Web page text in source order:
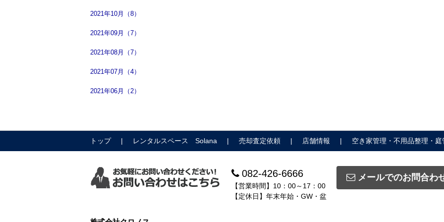
2021年10月（8）
2021年09月（7）
2021年08月（7）
2021年07月（4）
2021年06月（2）
トップ レンタルスペース Solana 売却査定依頼 店舗情報 空き家管理・不用品整理・庭
082-426-6666
【営業時間】10：00～17：00
【定休日】年末年始・GW・盆
メールでのお問合わ